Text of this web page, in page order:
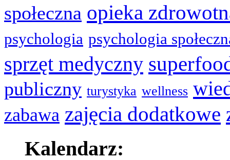
społeczna opieka
psychologia psychologia
sprzęt medyczny
publiczny turystyka wellness
zabawa zajęcia dodatkowe
Kalendarz: